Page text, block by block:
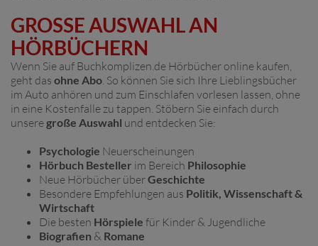
GROSSE AUSWAHL AN H
ÖRBÜCHERN
Wenn Sie auf Buchkomplizen.de Hörbücher online kaufen,
geht das ohne Abo . So können Sie sich Ihre Lieblingsbücher
im Auto anhören und zum Einschlafen vorlesen lassen, ohne
in eine Kostenfalle zu tappen. Stöbern Sie einfach durch
unseregroße Auswahl und entdecken Sie:
Psychologie Neuerscheinungen
Hörbuch Besteller im Bereich Philosophie
Neue Hörbücher überGeschichte
Besondere Empfehlungen aus Politik, Wissenschaft &
Wirtschaft
Die besten Hörspiele für Kinder & Jugendliche
Biografien & Romane